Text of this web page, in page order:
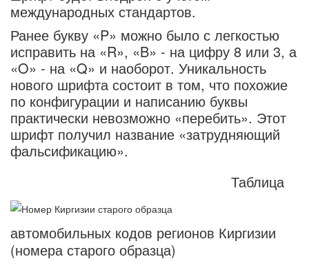
международных стандартов.
Ранее букву «P» можно было с легкостью
исправить на «R», «B» - на цифру 8 или 3, а
«O» - на «Q» и наоборот. Уникальность
нового шрифта состоит в том, что похожие
по конфигурации и написанию буквы
практически невозможно «перебить». Этот
шрифт получил название «затрудняющий
фальсификацию».
Таблица
автомобильных кодов регионов Киргизии
(номера старого образца)